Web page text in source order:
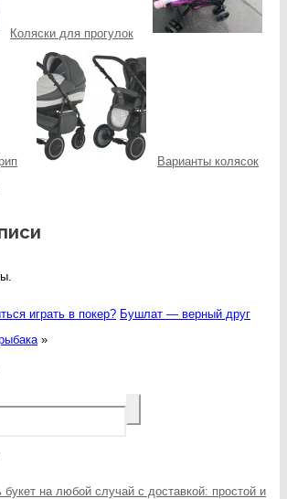
Коляски для прогулок
Варианты колясок
играть в покер? Бушлат — верный друг
»
букет на любой случай с доставкой: простой и